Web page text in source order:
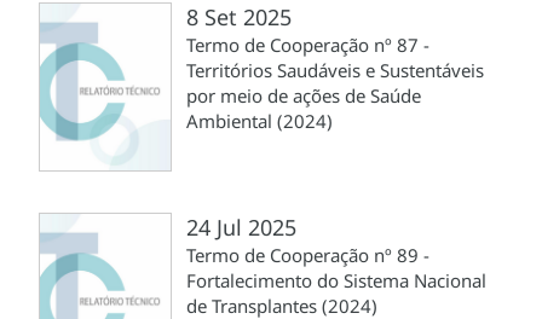
8 Set 2025
Termo de Cooperação nº 87 -
Territórios Saudáveis e Sustentáveis
por meio de ações de Saúde
Ambiental (2024)
24 Jul 2025
Termo de Cooperação nº 89 -
Fortalecimento do Sistema Nacional
de Transplantes (2024)